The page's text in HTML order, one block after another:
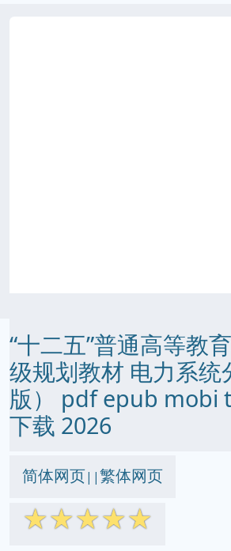
“十二五”普通高等教
级规划教材 电力系统
版） pdf epub mobi
下载 2026
简体网页||繁体网页
☆☆☆☆☆